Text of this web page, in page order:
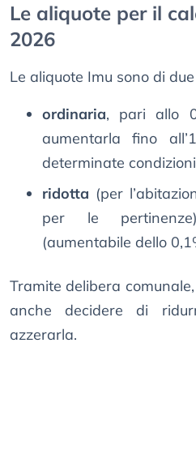
Le aliquote per il
2026
Le aliquote Imu sono di
ordinaria, pari allo
aumentarla fino
determinate
ridotta (per
per le
(aumentabile dello
Tramite delibera
anche decidere di
azzerarla.